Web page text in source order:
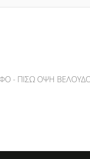
- ΠΊΣΩ ΌΨΗ